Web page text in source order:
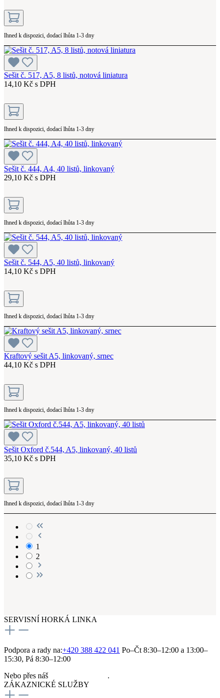
Ihned k dispozici, dodací lhůta 1-3 dny
Sešit č. 517, A5, 8 listů, notová liniatura
14,10 Kč s DPH
Ihned k dispozici, dodací lhůta 1-3 dny
Sešit č. 444, A4, 40 listů, linkovaný
29,10 Kč s DPH
Ihned k dispozici, dodací lhůta 1-3 dny
Sešit č. 544, A5, 40 listů, linkovaný
14,10 Kč s DPH
Ihned k dispozici, dodací lhůta 1-3 dny
Kraftový sešit A5, linkovaný, srnec
44,10 Kč s DPH
Ihned k dispozici, dodací lhůta 1-3 dny
Sešit Oxford č.544, A5, linkovaný, 40 listů
35,10 Kč s DPH
Ihned k dispozici, dodací lhůta 1-3 dny
1
2
SERVISNÍ HORKÁ LINKA
Podpora a rady na:+420 388 422 041 Po–Čt 8:30–12:00 a 13:00–
15:30, Pá 8:30–12:00
Nebo přes náš
.
ZÁKAZNICKÉ SLUŽBY